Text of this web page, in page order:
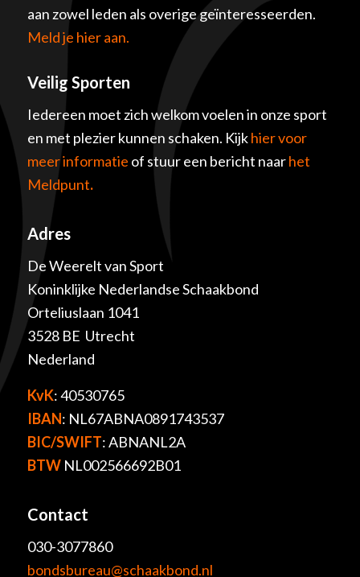
aan zowel leden als overige geïnteresseerden.
Meld je hier aan.
Veilig Sporten
Iedereen moet zich welkom voelen in onze sport
en met plezier kunnen schaken. Kijkhier voor
meer informatie of stuur een bericht naarhet
Meldpunt.
Adres
De Weerelt van Sport
Koninklijke Nederlandse Schaakbond
Orteliuslaan 1041
3528 BE Utrecht
Nederland
KvK: 40530765
IBAN: NL67ABNA0891743537
BIC/SWIFT: ABNANL2A
BTWNL002566692B01
Contact
030-3077860
bondsbureau@schaakbond.nl